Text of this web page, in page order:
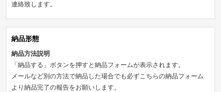
連絡致します。
納品形態
納品方法説明
「納品する」ボタンを押すと納品フォームが表示されます。
メールなど別の方法で納品した場合でも必ずこちらの納品フォーム
より納品完了の報告をお願いします。